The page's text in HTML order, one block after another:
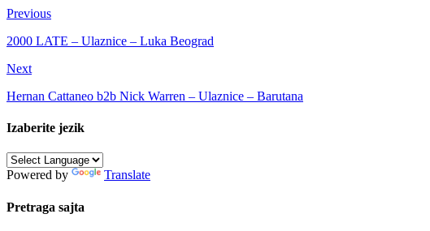
Previous
2000 LATE – Ulaznice – Luka Beograd
Next
Hernan Cattaneo b2b Nick Warren – Ulaznice – Barutana
Izaberite jezik
Powered by Translate
Pretraga sajta